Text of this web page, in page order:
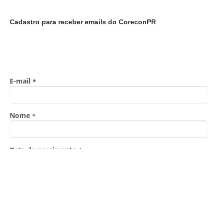
Cadastro para receber emails do CoreconPR